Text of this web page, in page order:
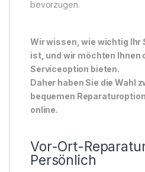
bevorzugen.
Wir wissen, wie wichtig Ihr
ist, und wir möchten Ihnen
Serviceoption bieten.
Daher haben Sie die Wahl
bequemen
online.
Vor-Ort-
Persönlich